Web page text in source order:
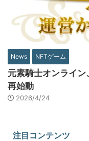
News NFTゲーム
元素騎士オンライ
再始動
2026/4/24
注目コンテンツ